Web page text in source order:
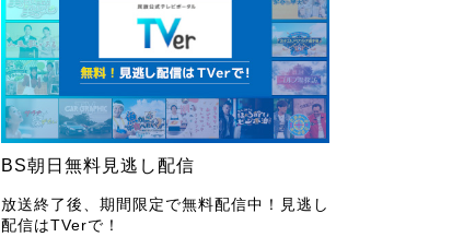
BS朝日無料見逃し配信
放送終了後、期間限定で無料配信中！見逃し
配信はTVerで！